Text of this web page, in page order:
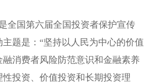
全国第六届全国投资者保护宣传
主题是：“坚持以人民为中心的价值
消费者风险防范意识和金融素养
性投资、价值投资和长期投资理